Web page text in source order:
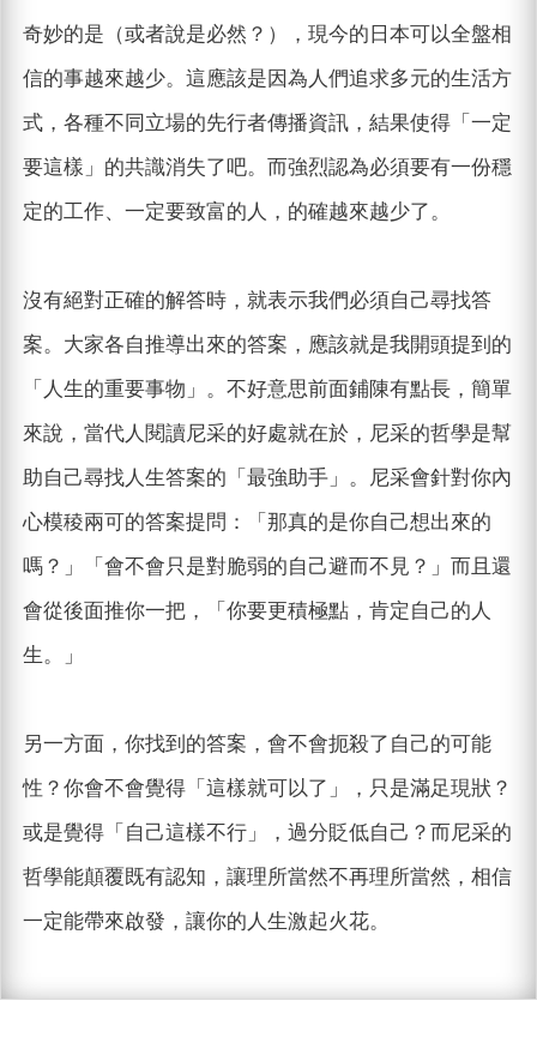
奇妙的是（或者說是必然？），現今的日本可以全盤相
信的事越來越少。這應該是因為人們追求多元的生活方
式，各種不同立場的先行者傳播資訊，結果使得「一定
要這樣」的共識消失了吧。而強烈認為必須要有一份穩
定的工作、一定要致富的人，的確越來越少了。
沒有絕對正確的解答時，就表示我們必須自己尋找答
案。大家各自推導出來的答案，應該就是我開頭提到的
「人生的重要事物」。不好意思前面鋪陳有點長，簡單
來說，當代人閱讀尼采的好處就在於，尼采的哲學是幫
助自己尋找人生答案的「最強助手」。尼采會針對你內
心模稜兩可的答案提問：「那真的是你自己想出來的
嗎？」「會不會只是對脆弱的自己避而不見？」而且還
會從後面推你一把，「你要更積極點，肯定自己的人
生。」
另一方面，你找到的答案，會不會扼殺了自己的可能
性？你會不會覺得「這樣就可以了」，只是滿足現狀？
或是覺得「自己這樣不行」，過分貶低自己？而尼采的
哲學能顛覆既有認知，讓理所當然不再理所當然，相信
一定能帶來啟發，讓你的人生激起火花。